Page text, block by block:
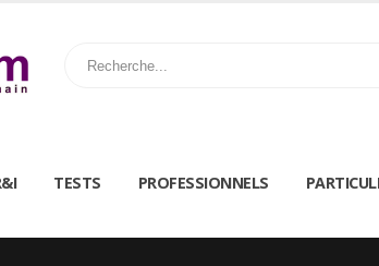
TESTS PROFESSIONNELS